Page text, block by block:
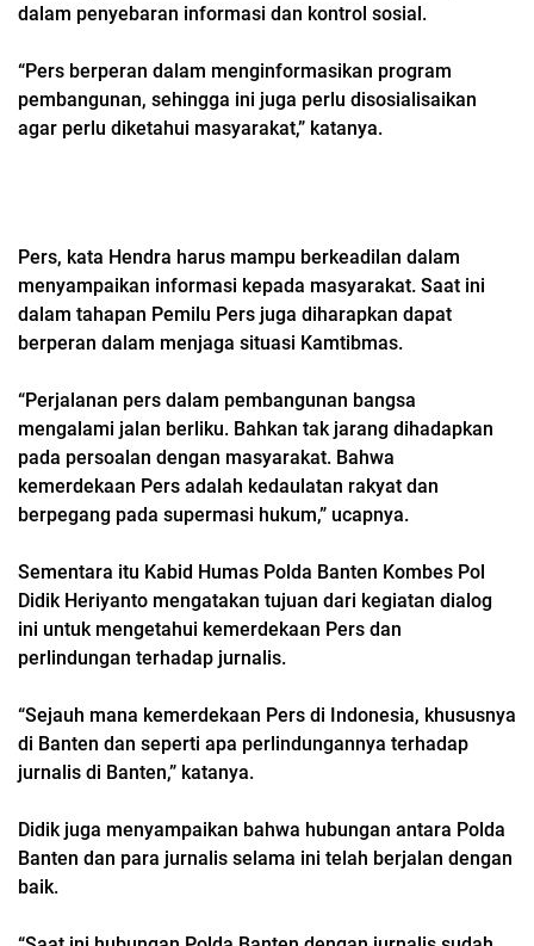
dalam penyebaran informasi dan kontrol sosial.
“Pers berperan dalam menginformasikan program
pembangunan, sehingga ini juga perlu disosialisaikan
agar perlu diketahui masyarakat,” katanya.
Pers, kata Hendra harus mampu berkeadilan dalam
menyampaikan informasi kepada masyarakat. Saat ini
dalam tahapan Pemilu Pers juga diharapkan dapat
berperan dalam menjaga situasi Kamtibmas.
“Perjalanan pers dalam pembangunan bangsa
mengalami jalan berliku. Bahkan tak jarang dihadapkan
pada persoalan dengan masyarakat. Bahwa
kemerdekaan Pers adalah kedaulatan rakyat dan
berpegang pada supermasi hukum,” ucapnya.
Sementara itu Kabid Humas Polda Banten Kombes Pol
Didik Heriyanto mengatakan tujuan dari kegiatan dialog
ini untuk mengetahui kemerdekaan Pers dan
perlindungan terhadap jurnalis.
“Sejauh mana kemerdekaan Pers di Indonesia, khususnya
di Banten dan seperti apa perlindungannya terhadap
jurnalis di Banten,” katanya.
Didik juga menyampaikan bahwa hubungan antara Polda
Banten dan para jurnalis selama ini telah berjalan dengan
baik.